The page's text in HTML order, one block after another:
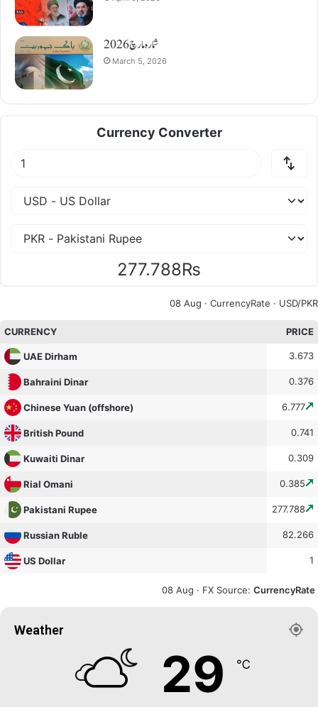
شمارہ مارچ 2026
March 5, 2026
Currency Converter
277.788₨
08 Aug · CurrencyRate · USD/PKR
CURRENCY PRICE
UAE Dirham 3.673
Bahraini Dinar 0.376
Chinese Yuan (offshore) 6.777
British Pound 0.741
Kuwaiti Dinar 0.309
Rial Omani 0.385
Pakistani Rupee 277.788
Russian Ruble 82.266
US Dollar 1
08 Aug · FX Source: CurrencyRate
Weather
29 ℃